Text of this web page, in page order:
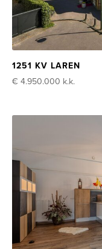
1251 KV LAREN
€ 4.950.000 k.k.